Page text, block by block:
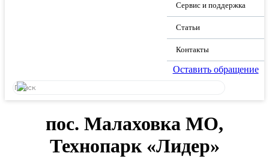
Сервис и поддержка
Статьи
Контакты
Оставить обращение
пос. Малаховка МО,
Технопарк «Лидер»